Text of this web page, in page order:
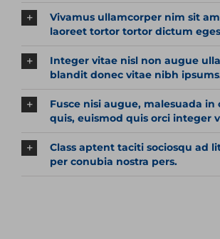
Vivamus ullamcorper nim sit
laoreet tortor tortor dictum
Integer vitae nisl non augue
blandit donec vitae nibh
Fusce nisi augue, malesuada in
quis, euismod quis orci integer
Class aptent taciti sociosqu ad
per conubia nostra pers.